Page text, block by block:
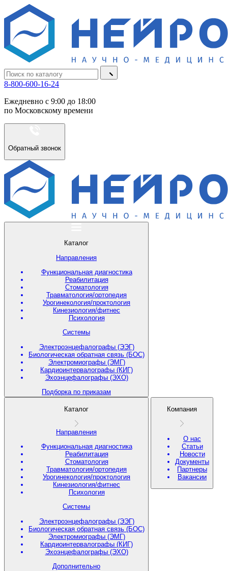
8-800-600-16-24
Ежедневно с 9:00 до 18:00
по Московскому времени
Обратный звонок
Каталог
Направления
Функциональная диагностика
Реабилитация
Стоматология
Травматология/ортопедия
Урогинекология/проктология
Кинезиология/фитнес
Психология
Системы
Электроэнцефалографы (ЭЭГ)
Биологическая обратная связь (БОС)
Электромиографы (ЭМГ)
Кардиоинтервалографы (КИГ)
Эхоэнцефалографы (ЭХО)
Подборка по приказам
Каталог
Направления
Функциональная диагностика
Реабилитация
Стоматология
Травматология/ортопедия
Урогинекология/проктология
Кинезиология/фитнес
Психология
Системы
Электроэнцефалографы (ЭЭГ)
Биологическая обратная связь (БОС)
Электромиографы (ЭМГ)
Кардиоинтервалографы (КИГ)
Эхоэнцефалографы (ЭХО)
Дополнительно
Компания
О нас
Статьи
Новости
Документы
Партнеры
Вакансии